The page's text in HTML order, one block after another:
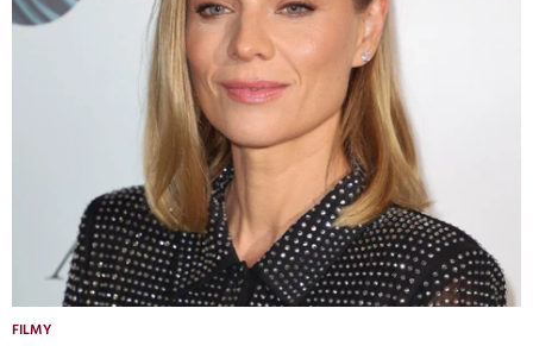
FILMY